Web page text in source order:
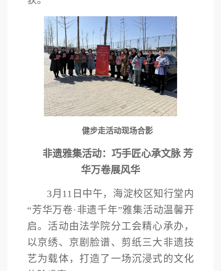
健步走活动现场合影
非遗雅集活动：巧手匠心承文脉 芳
华万卷展风华
3月11日中午，海淀校区知行堂内
“芳华万卷·非遗千年”雅集活动温馨开
启。活动由法学院分工会精心承办，
以京绣、京剧脸谱、剪纸三大非遗技
艺为载体，打造了一场沉浸式的文化